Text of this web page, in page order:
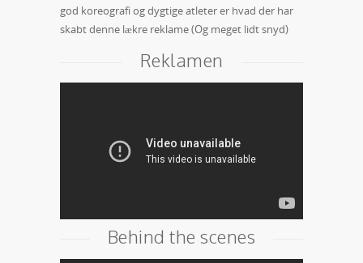
god koreografi og dygtige atleter er hvad der har
skabt denne lækre reklame (Og meget lidt snyd)
Reklamen
Behind the scenes